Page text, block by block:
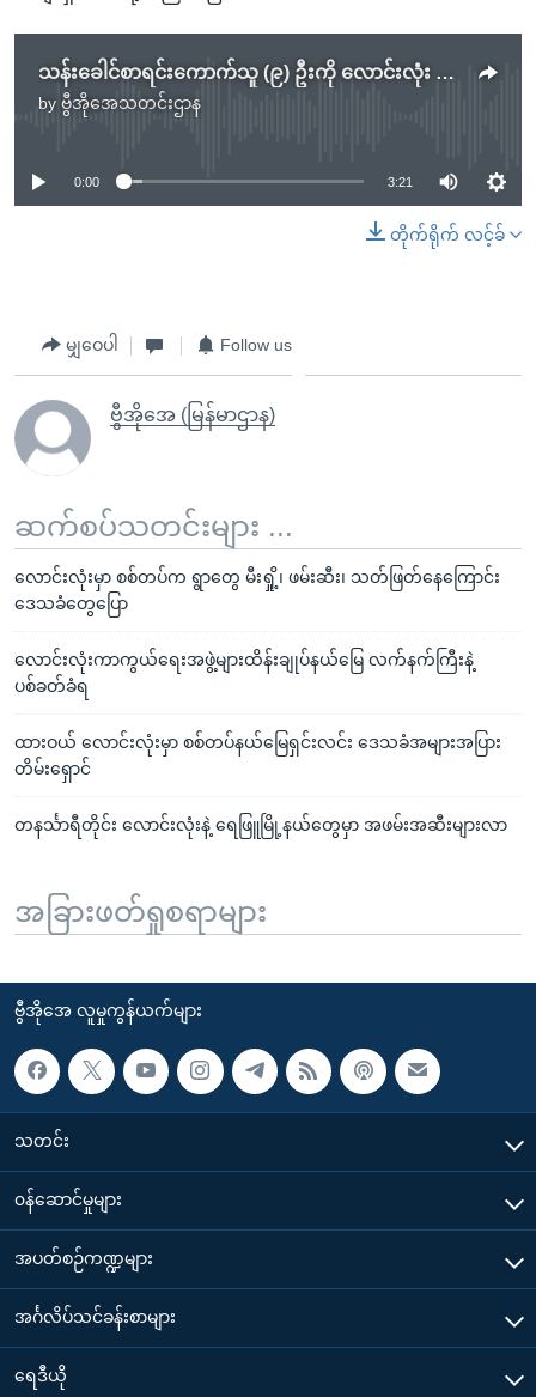
သန်းခေါင်စာရင်းကောက်သူ (၉) ဦးကို လောင်းလုံး PDF ဖမ်းဆီး
by ဗွီအိုအေသတင်းဌာန
No media source currently available
0:00 3:21
တိုက်ရိုက် လင့်ခ်
မျှဝေပါ Follow us
ဗွီအိုအေ (မြန်မာဌာန)
ဆက်စပ်သတင်းများ ...
လောင်းလုံးမှာ စစ်တပ်က ရွာတွေ မီးရှို့၊ ဖမ်းဆီး၊ သတ်ဖြတ်နေကြောင်း
ဒေသခံတွေပြော
လောင်းလုံးကာကွယ်ရေးအဖွဲ့များထိန်းချုပ်နယ်မြေ လက်နက်ကြီးနဲ့
ပစ်ခတ်ခံရ
ထားဝယ် လောင်းလုံးမှာ စစ်တပ်နယ်မြေရှင်းလင်း ဒေသခံအများအပြား
တိမ်းရှောင်
တနင်္သာရီတိုင်း လောင်းလုံးနဲ့ ရေဖြူမြို့နယ်တွေမှာ အဖမ်းအဆီးများလာ
အခြားဖတ်ရှုစရာများ
ဗွီအိုအေ လူမှုကွန်ယက်များ
သတင်း
၀န်ဆောင်မှုများ
အပတ်စဉ်ကဏ္ဍများ
အင်္ဂလိပ်သင်ခန်းစာများ
ရေဒီယို